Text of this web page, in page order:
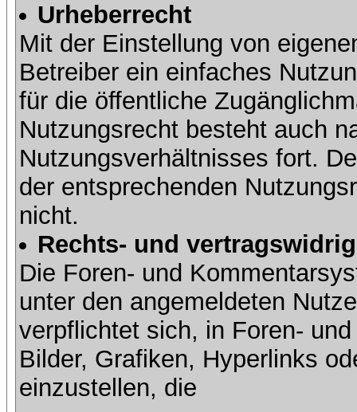
Urheberrecht
Mit der Einstellung von
Betreiber ein einfaches
für die öffentliche
Nutzungsrecht besteht auch
Nutzungsverhältnisses fort.
der entsprechenden
nicht.
Rechts- und
Die Foren- und
unter den angemeldeten
verpflichtet sich, in Foren-
Bilder, Grafiken, Hyperlinks
einzustellen, die